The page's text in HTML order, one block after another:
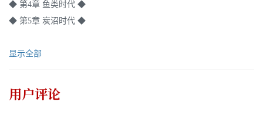
◆ 第4章 鱼类时代 ◆
◆ 第5章 炭沼时代 ◆
显示全部
用户评论